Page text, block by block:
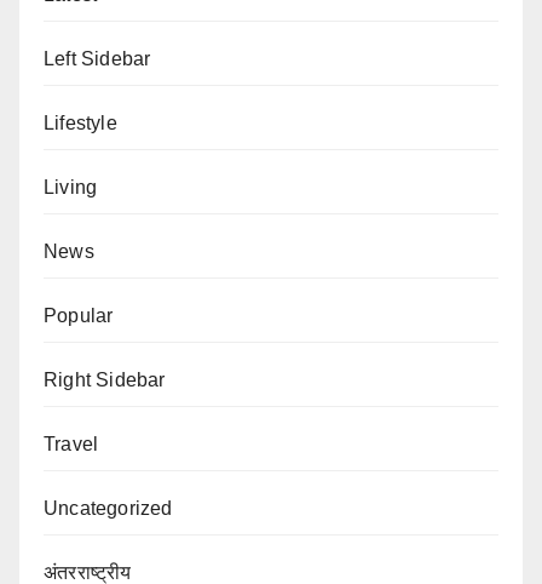
Left Sidebar
Lifestyle
Living
News
Popular
Right Sidebar
Travel
Uncategorized
अंतरराष्ट्रीय